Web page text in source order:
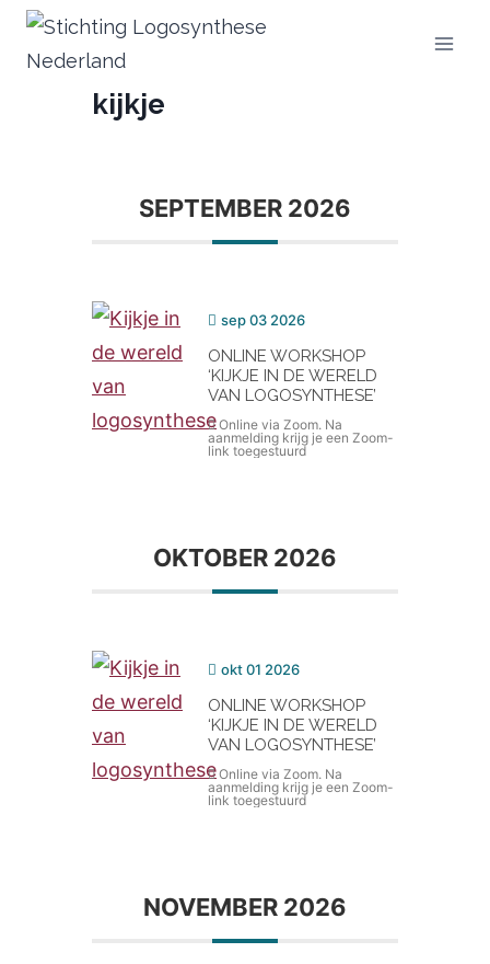
Doorgaan
naar
kijkje
SEPTEMBER 2026
sep 03 2026
ONLINE WORKSHOP
‘KIJKJE IN DE WERELD
VAN LOGOSYNTHESE’
Online via Zoom. Na
aanmelding krijg je een Zoom-
link toegestuurd
OKTOBER 2026
okt 01 2026
ONLINE WORKSHOP
‘KIJKJE IN DE WERELD
VAN LOGOSYNTHESE’
Online via Zoom. Na
aanmelding krijg je een Zoom-
link toegestuurd
NOVEMBER 2026